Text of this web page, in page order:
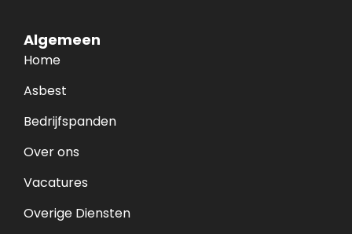
Algemeen
Home
Asbest
Bedrijfspanden
Over ons
Vacatures
Overige Diensten